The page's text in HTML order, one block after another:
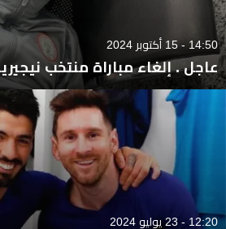
14:50 - 15 أكتوبر 2024
عاجل . إلغاء مباراة منتخب
12:20 - 23 يوليو 2024